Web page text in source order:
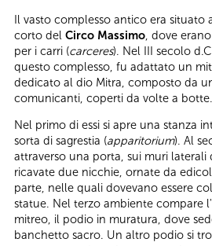
Il vasto complesso antico era situato
corto del Circo Massimo, dove
per i carri (carceres). Nel III secolo
questo complesso, fu adattato un
dedicato al dio Mitra, composto da
comunicanti, coperti da volte a botte.
Nel primo di essi si apre una stanza
sorta di sagrestia (apparitorium). Al
attraverso una porta, sui muri laterali
ricavate due nicchie, ornate da
parte, nelle quali dovevano essere
statue. Nel terzo ambiente compare
mitreo, il podio in muratura, dove
banchetto sacro. Un altro podio si